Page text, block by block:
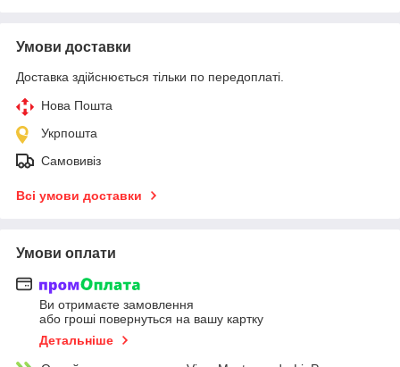
Умови доставки
Доставка здійснюється тільки по передоплаті.
Нова Пошта
Укрпошта
Самовивіз
Всі умови доставки
Умови оплати
Ви отримаєте замовлення
або гроші повернуться на вашу картку
Детальніше